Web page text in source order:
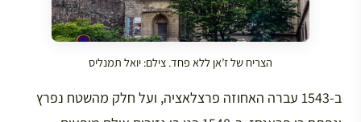
הצריח של ז’אן ללא פחד. צילם: יואל תמנליס
ב-1543 עברה האחוזה פרצלאציה, ועל חלק מהשטח נפרץ